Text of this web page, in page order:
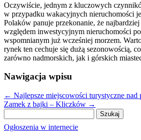
Oczywiście, jednym z kluczowych
w przypadku wakacyjnych nieruchomości
Polaków panuje przekonanie, że
względem inwestycyjnym nieruchomości
wspomnianym już wcześniej morzem.
rynek ten cechuje się dużą sezonowością,
zarówno nadmorskich, jak i górskich
Nawigacja wpisu
← Najlepsze miejscowości turystyczne nad
Zamek z bajki – Kliczków →
Ogłoszenia w internecie